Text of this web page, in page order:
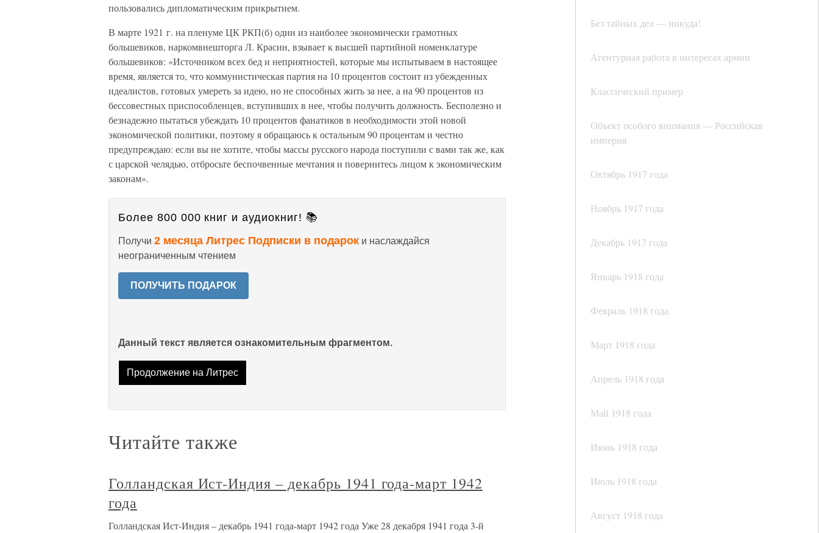
Без тайных дел — никуда!
Агентурная работа в интересах армии
Классический пример
Объект особого внимания — Российская
империя
Октябрь 1917 года
Ноябрь 1917 года
Декабрь 1917 года
Январь 1918 года
Февраль 1918 года
Март 1918 года
Апрель 1918 года
Май 1918 года
Июнь 1918 года
Июль 1918 года
Август 1918 года
пользовались дипломатическим прикрытием.
В марте 1921 г. на пленуме ЦК РКП(б) один из наиболее экономически грамотных
большевиков, наркомвнешторга Л. Красин, взывает к высшей партийной номенклатуре
большевиков: «Источником всех бед и неприятностей, которые мы испытываем в настоящее
время, является то, что коммунистическая партия на 10 процентов состоит из убежденных
идеалистов, готовых умереть за идею, но не способных жить за нее, а на 90 процентов из
бессовестных приспособленцев, вступивших в нее, чтобы получить должность. Бесполезно и
безнадежно пытаться убеждать 10 процентов фанатиков в необходимости этой новой
экономической политики, поэтому я обращаюсь к остальным 90 процентам и честно
предупреждаю: если вы не хотите, чтобы массы русского народа поступили с вами так же, как
с царской челядью, отбросьте беспочвенные мечтания и повернитесь лицом к экономическим
законам».
Более 800 000 книг и аудиокниг! 📚
Получи 2 месяца Литрес Подписки в подарок и наслаждайся
неограниченным чтением
ПОЛУЧИТЬ ПОДАРОК
Данный текст является ознакомительным фрагментом.
Продолжение на Литрес
Читайте также
Голландская Ист-Индия – декабрь 1941 года-март 1942
года
Голландская Ист-Индия – декабрь 1941 года-март 1942 года Уже 28 декабря 1941 года 3-й